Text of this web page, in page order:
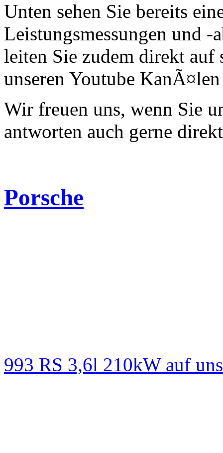
Unten sehen Sie bereits
Leistungsmessungen und -
leiten Sie zudem direkt auf
unseren Youtube
Wir freuen uns, wenn Sie
antworten auch gerne
Porsche
993 RS 3,6l 210kW auf